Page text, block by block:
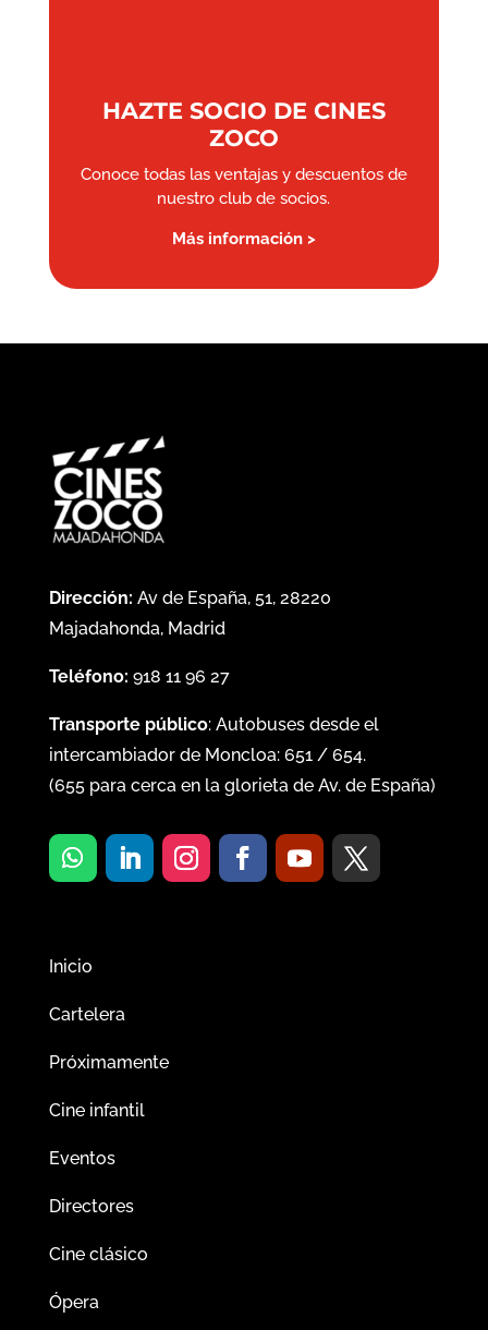
HAZTE SOCIO DE CINES
ZOCO
Conoce todas las ventajas y descuentos de
nuestro club de socios.
Más información >
Dirección: Av de España, 51, 28220
Majadahonda, Madrid
Teléfono: 918 11 96 27
Transporte público: Autobuses desde el
intercambiador de Moncloa: 651/ 654.
(655para cerca en la glorieta de Av. de España)
Inicio
Cartelera
Próximamente
Cine infantil
Eventos
Directores
Cine clásico
Ópera